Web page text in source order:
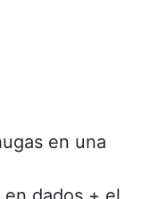
en una